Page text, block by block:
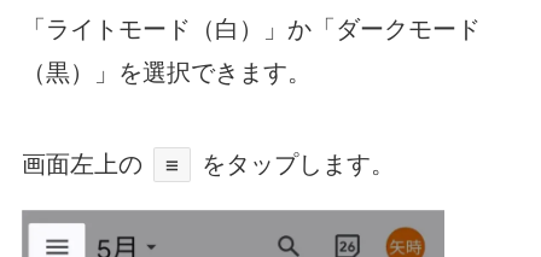
「ライトモード（白）」か「ダークモード
（黒）」を選択できます。
画面左上の ≡ をタップします。